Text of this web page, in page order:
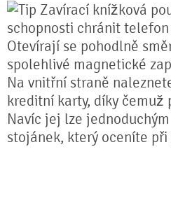
Zavírací knížková
schopnosti chránit
Otevírají se pohodlně
spolehlivé magnetické
Na vnitřní straně
kreditní karty, díky čemuž
Navíc jej lze
stojánek, který oceníte